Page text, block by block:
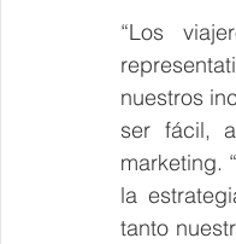
“Los
nuestros
ser fácil,
marketing.
la
tanto